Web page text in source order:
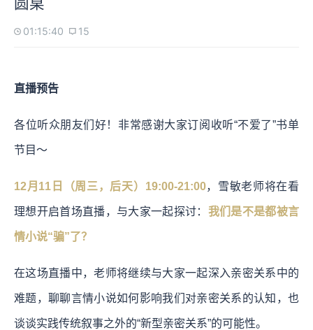
01:15:40 15
直播预告
各位听众朋友们好！非常感谢大家订阅收听“不爱了”书单
节目～
12月11日（周三，后天）19:00-21:00，雪敏老师将在看
理想开启首场直播，与大家一起探讨： 我们是不是都被言
情小说“骗”了？
在这场直播中，老师将继续与大家一起深入亲密关系中的
难题，聊聊言情小说如何影响我们对亲密关系的认知，也
谈谈实践传统叙事之外的“新型亲密关系”的可能性。